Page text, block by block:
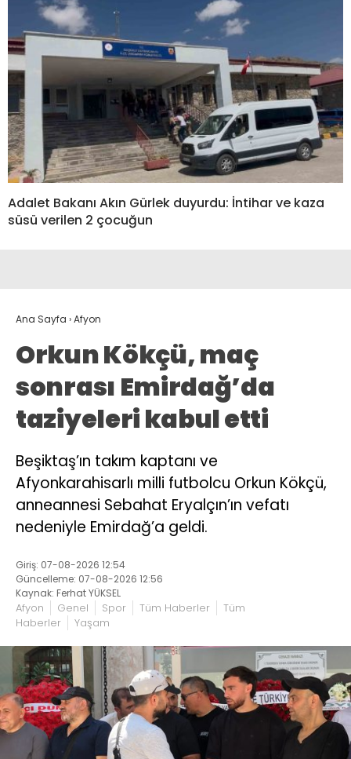
Adalet Bakanı Akın Gürlek duyurdu: İntihar ve kaza
süsü verilen 2 çocuğun
Ana Sayfa ›Afyon
Orkun Kökçü, maç
sonrası Emirdağ’da
taziyeleri kabul etti
Beşiktaş’ın takım kaptanı ve
Afyonkarahisarlı milli futbolcu Orkun Kökçü,
anneannesi Sebahat Eryalçın’ın vefatı
nedeniyle Emirdağ’a geldi.
Giriş: 07-08-2026 12:54
Güncelleme: 07-08-2026 12:56
Kaynak: Ferhat YÜKSEL
Afyon Genel Spor Tüm Haberler
Tüm
Haberler
Yaşam